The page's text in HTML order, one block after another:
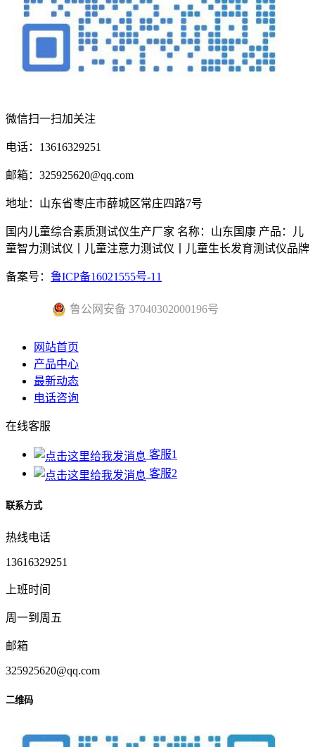
微信扫一扫加关注
电话：13616329251
邮箱：325925620@qq.com
地址：山东省枣庄市薛城区常庄四路7号
国内儿童综合素质测试仪生产厂家 名称：山东国康 产品：儿
童智力测试仪丨儿童注意力测试仪丨儿童生长发育测试仪品牌
备案号： 鲁ICP备16021555号-11
鲁公网安备 37040302000196号
网站首页
产品中心
最新动态
电话咨询
在线客服
客服1
客服2
联系方式
热线电话
13616329251
上班时间
周一到周五
邮箱
325925620@qq.com
二维码